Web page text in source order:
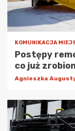
KOMUNIKACJA
Postępy
co już
Agnieszka